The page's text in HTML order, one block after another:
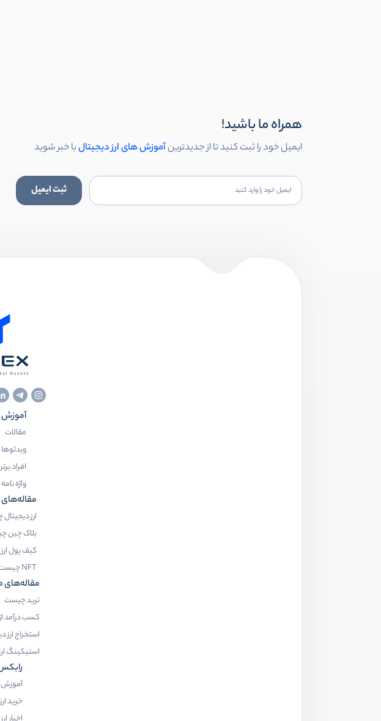
همراه ما باشید!
ایمیل خود را ثبت کنید تا از جدیدترینآموزش های ارز دیجیتالبا خبر شوید
ثبت ایمیل
آموزش
مقالات
ویدئوها
افراد برتر
واژه نامه
ارز
بلاک چین
کیف پول
NFT چیست
مقاله‌های
ترید چیست
کسب درآمد
استخراج
استیکینگ
آموزش
خرید